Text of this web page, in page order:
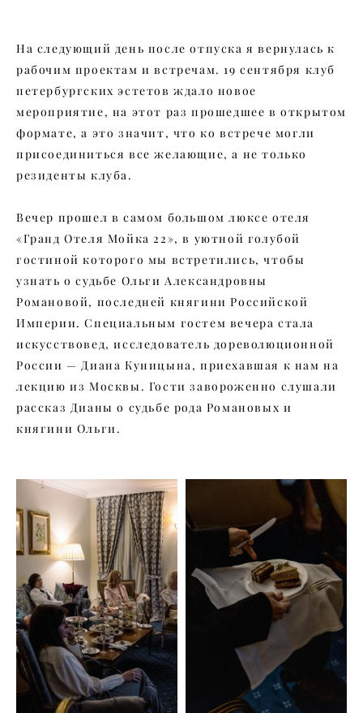
На следующий день после отпуска я вернулась к
рабочим проектам и встречам. 19 сентября клуб
петербургских эстетов ждало новое
мероприятие, на этот раз прошедшее в открытом
формате, а это значит, что ко встрече могли
присоединиться все желающие, а не только
резиденты клуба.
Вечер прошел в самом большом люксе отеля
«Гранд Отеля Мойка 22», в уютной голубой
гостиной которого мы встретились, чтобы
узнать о судьбе Ольги Александровны
Романовой, последней княгини Российской
Империи. Специальным гостем вечера стала
искусствовед, исследователь дореволюционной
России — Диана Куницына, приехавшая к нам на
лекцию из Москвы. Гости завороженно слушали
рассказ Дианы о судьбе рода Романовых и
княгини Ольги.